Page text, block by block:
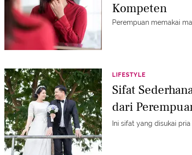
Kompeten
Perempuan memakai
LIFESTYLE
Sifat
dari
Ini sifat yang disukai